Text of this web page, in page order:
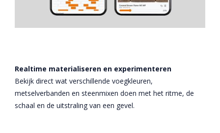
Realtime materialiseren en experimenteren
Bekijk direct wat verschillende voegkleuren,
metselverbanden en steenmixen doen met het ritme, de
schaal en de uitstraling van een gevel.